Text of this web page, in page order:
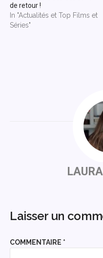
de retour !
In "Actualités et Top Films et
Séries"
Laisser un
COMMENTAIRE *